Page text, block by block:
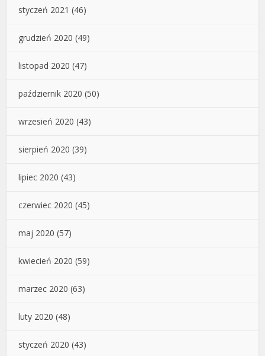
styczeń 2021 (46)
grudzień 2020 (49)
listopad 2020 (47)
październik 2020 (50)
wrzesień 2020 (43)
sierpień 2020 (39)
lipiec 2020 (43)
czerwiec 2020 (45)
maj 2020 (57)
kwiecień 2020 (59)
marzec 2020 (63)
luty 2020 (48)
styczeń 2020 (43)